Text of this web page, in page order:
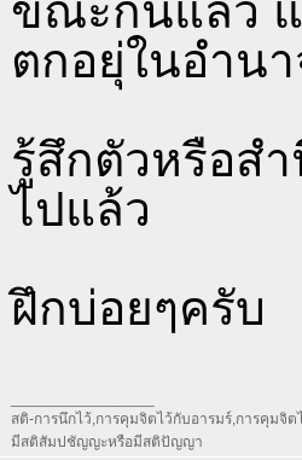
ขณะกันแล้ว แ
ตกอยุ่ในอำน
รู้สึกตัวหรือส
ไปแล้ว
ฝึกบ่อยๆครับ
สติ-การนึกไว้,การคุมจิตไว้กับอารมร์,การคุมจิ
มีสติสัมปชัญญะหรือมีสติปัญญา